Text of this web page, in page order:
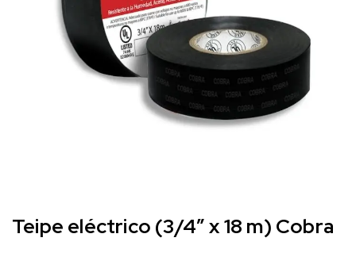
Teipe eléctrico (3/4″ x 18 m) Cobra